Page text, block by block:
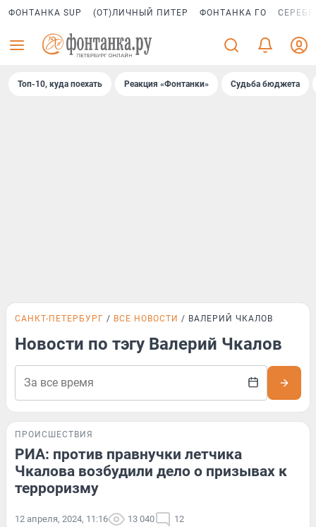
ФОНТАНКА SUP (ОТ)ЛИЧНЫЙ ПИТЕР ФОНТАНКА ГО
Топ-10, куда поехать Реакция «Фонтанки» Судьба бюджета
САНКТ-ПЕТЕРБУРГ ВСЕ НОВОСТИ ВАЛЕРИЙ ЧКАЛОВ
Новости по тэгу Валерий Чкалов
ПРОИСШЕСТВИЯ
РИА: против правнучки летчика
Чкалова возбудили дело о призывах к
терроризму
12 апреля, 2024, 11:16 13 040 12